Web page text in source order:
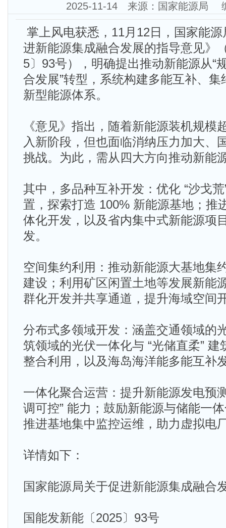
2025-11-14 来源：国家能源局
掌上风电获悉，11月12日，国家能
进新能源集成融合发展的指导意见》
5〕93号），明确提出推动新能源从“
合发展”转型，系统构建多能互补、
新型能源体系。
《意见》指出，随着新能源装机规模
入新阶段，但也面临消纳压力加大、
挑战。为此，需从四大方向推动新能
其中，多品种互补开发：优化 “沙戈
置，探索打造 100% 新能源基地；推
体化开发，以及省内集中式新能源项
发。
空间集约利用：推动新能源大基地集
建设；利用矿区闲置土地等发展新能
群化开发并共享通道，提升海域空间
分布式多领域开发：涵盖交通领域的
筑领域的光伏一体化与 “光储直柔”
整合利用，以及海岛海洋能多能互补
一体化聚合运营：提升新能源发电预
调可控” 能力；鼓励新能源与储能一
推进基地集中监控运维，助力虚拟电
详情如下：
国家能源局关于促进新能源集成融合
国能发新能〔2025〕93号